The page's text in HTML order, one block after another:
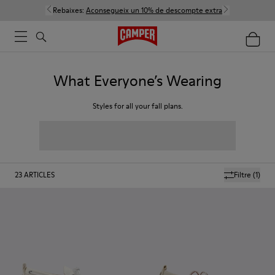
Rebaixes: Aconsegueix un 10% de descompte extra
What Everyone’s Wearing
Styles for all your fall plans.
Filtre (1)
23ARTICLES